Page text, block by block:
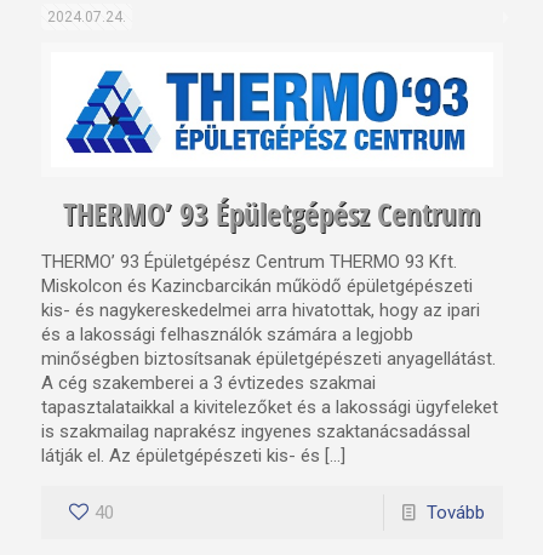
2024.07.24.
THERMO’ 93 Épületgépész Centrum
THERMO’ 93 Épületgépész Centrum THERMO 93 Kft.
Miskolcon és Kazincbarcikán működő épületgépészeti
kis- és nagykereskedelmei arra hivatottak, hogy az ipari
és a lakossági felhasználók számára a legjobb
minőségben biztosítsanak épületgépészeti anyagellátást.
A cég szakemberei a 3 évtizedes szakmai
tapasztalataikkal a kivitelezőket és a lakossági ügyfeleket
is szakmailag naprakész ingyenes szaktanácsadással
látják el. Az épületgépészeti kis- és […]
40 Tovább